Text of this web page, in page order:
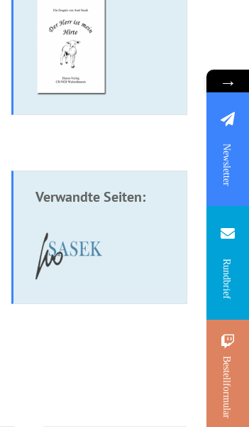
Verwandte Seiten:
→
Newsletter
Rundbrief
Bestellformular